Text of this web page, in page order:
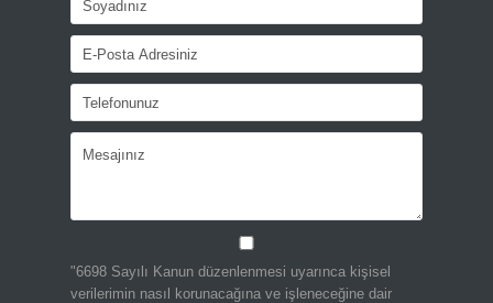
"6698 Sayılı Kanun düzenlenmesi uyarınca kişisel
verilerimin nasıl korunacağına ve işleneceğine dair